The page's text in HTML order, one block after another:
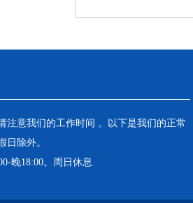
注意我们的工作时间 。以下是我们的正常
日除外。
晚18:00。周日休息